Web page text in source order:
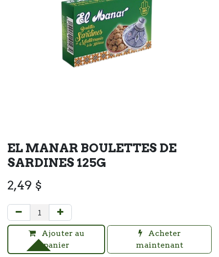
EL MANAR BOULETTES DE
SARDINES 125G
2,49 $
Ajouter au
panier
Acheter
maintenant